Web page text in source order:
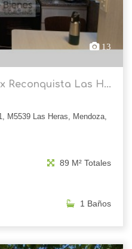
13
Reconquista Las H...
M5539 Las Heras, Mendoza,
89 M² Totales
1 Baños